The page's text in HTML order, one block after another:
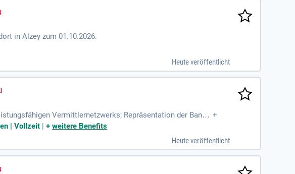
in Alzey zum 01.10.2026.
Heute veröffentlicht
Vermittlernetzwerks; Repräsentation der Bank b
von Vermittlern bei der Strukturierung
+
| Vollzeit |+weitere Benefits
Heute veröffentlicht